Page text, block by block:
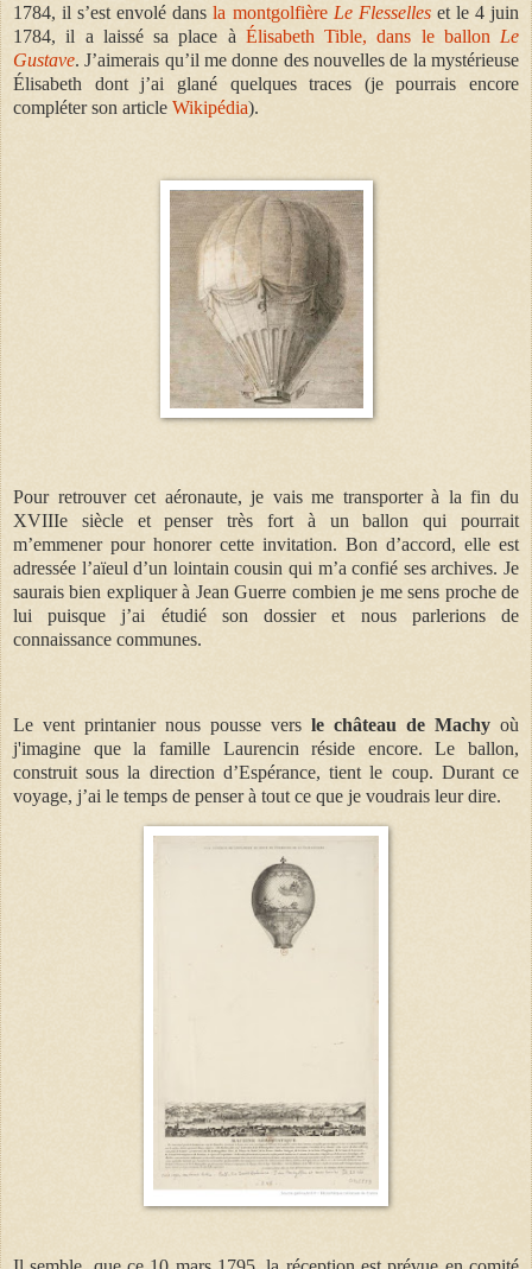
1784, il s’est envolé dansla montgolfière Le Flesselleset le 4 juin
1784, il a laissé sa place à Élisabeth Tible, dans le ballon Le
Gustave. J’aimerais qu’il me donne des nouvelles de la mystérieuse
Élisabeth dont j’ai glané quelques traces (je pourrais encore
compléter son article Wikipédia).
Pour retrouver cet aéronaute, je vais me transporter à la fin du
XVIIIe siècle et penser très fort à un ballon qui pourrait
m’emmener pour honorer cette invitation. Bon d’accord, elle est
adressée l’aïeul d’un lointain cousin qui m’a confié ses archives. Je
saurais bien expliquer à Jean Guerre combien je me sens proche de
lui puisque j’ai étudié son dossier et nous parlerions de
connaissance communes.
Le vent printanier nous pousse vers le château de Machy où
j'imagine que la famille Laurencin réside encore. Le ballon,
construit sous la direction d’Espérance, tient le coup. Durant ce
voyage, j’ai le temps de penser à tout ce que je voudrais leur dire.